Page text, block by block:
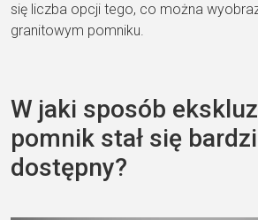
się liczba opcji tego, co można
granitowym pomniku.
W jaki sposób
pomnik stał się
dostępny?